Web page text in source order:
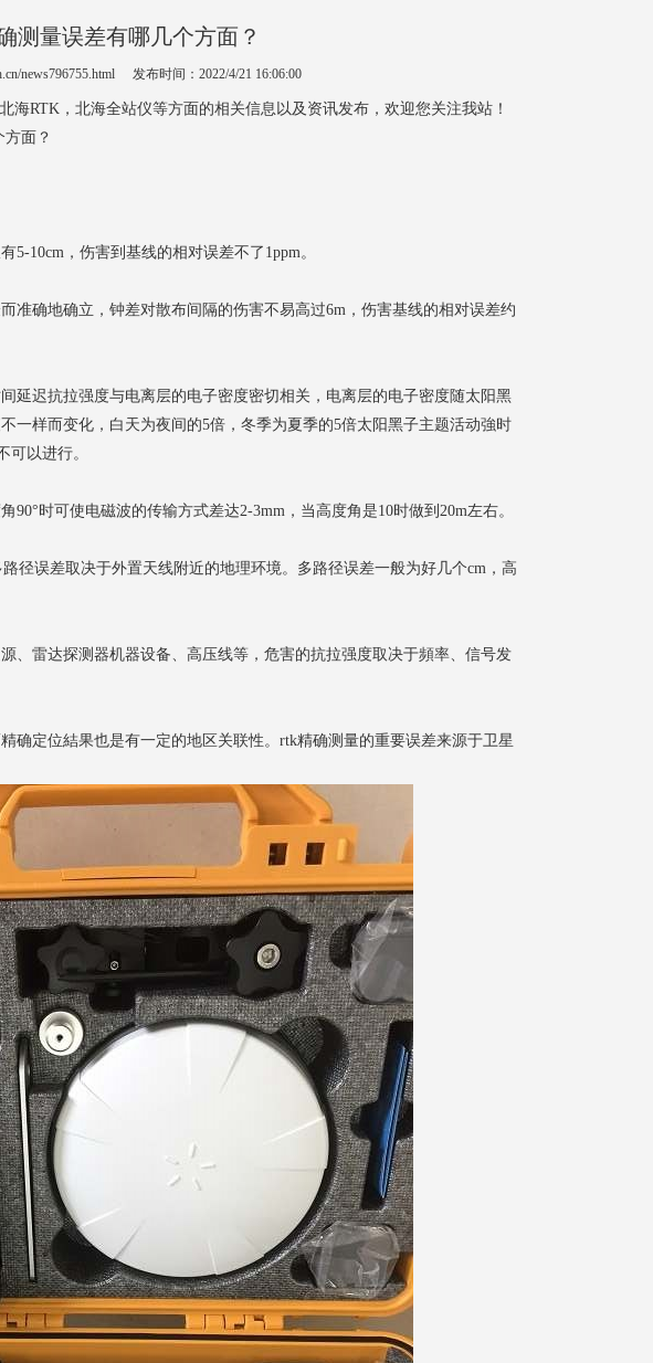
测量误差有哪几个方面？
news796755.html 发布时间：2022/4/21 16:06:00
北海RTK，北海全站仪等方面的相关信息以及资讯发布，欢迎您关注我站！
面？
10cm，伤害到基线的相对误差不了1ppm。
准确地确立，钟差对散布间隔的伤害不易高过6m，伤害基线的相对误差约
延迟抗拉强度与电离层的电子密度密切相关，电离层的电子密度随太阳黑
一样而变化，白天为夜间的5倍，冬季为夏季的5倍太阳黑子主题活动強时
可以进行。
时可使电磁波的传输方式差达2-3mm，当高度角是10时做到20m左右。
径误差取决于外置天线附近的地理环境。多路径误差一般为好几个cm，高
、雷达探测器机器设备、高压线等，危害的抗拉强度取决于頻率、信号发
确定位結果也是有一定的地区关联性。rtk精确测量的重要误差来源于卫星